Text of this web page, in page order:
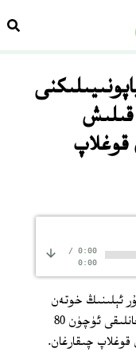
0:00
/
0:00
ئېلىنىڭ خوتەن
رايونىدا ئە يەر شەكلىنى يوشۇرۇن خەرىتىگە ئالغانلىقى ئۈچۈن 80
قوغلاپ چىقارغان.